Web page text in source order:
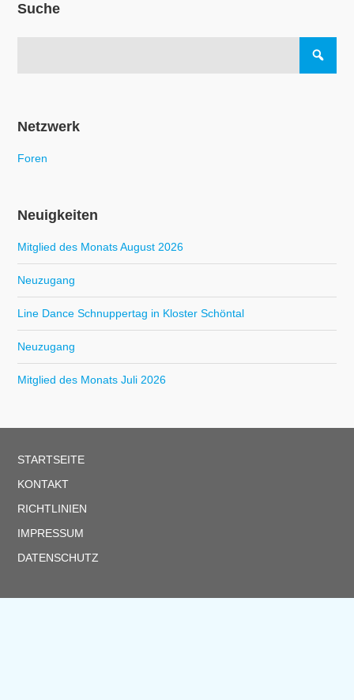
Suche
Netzwerk
Foren
Neuigkeiten
Mitglied des Monats August 2026
Neuzugang
Line Dance Schnuppertag in Kloster Schöntal
Neuzugang
Mitglied des Monats Juli 2026
STARTSEITE
KONTAKT
RICHTLINIEN
IMPRESSUM
DATENSCHUTZ